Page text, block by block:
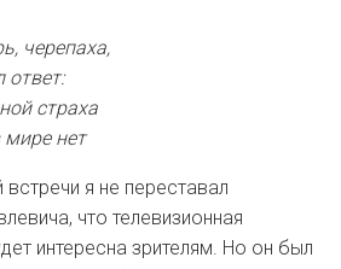
черепаха,
ответ:
страха
нет
я не переставал
что телевизионная
интересна зрителям. Но он был